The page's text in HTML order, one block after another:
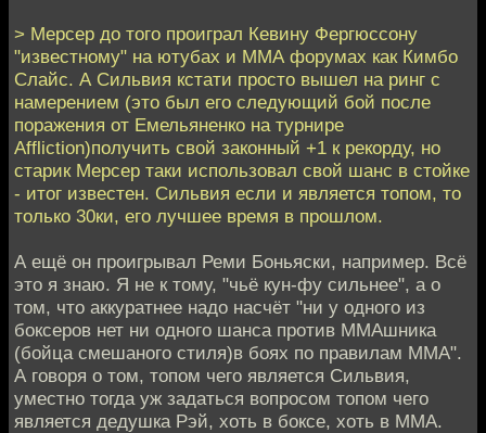
> Мерсер до того проиграл Кевину Фергюссону
"известному" на ютубах и ММА форумах как Кимбо
Слайс. А Сильвия кстати просто вышел на ринг с
намерением (это был его следующий бой после
поражения от Емельяненко на турнире
Affliction)получить свой законный +1 к рекорду, но
старик Мерсер таки использовал свой шанс в стойке
- итог известен. Сильвия если и является топом, то
только 30ки, его лучшее время в прошлом.
А ещё он проигрывал Реми Боньяски, например. Всё
это я знаю. Я не к тому, "чьё кун-фу сильнее", а о
том, что аккуратнее надо насчёт "ни у одного из
боксеров нет ни одного шанса против ММАшника
(бойца смешаного стиля)в боях по правилам ММА".
А говоря о том, топом чего является Сильвия,
уместно тогда уж задаться вопросом топом чего
является дедушка Рэй, хоть в боксе, хоть в MMA.